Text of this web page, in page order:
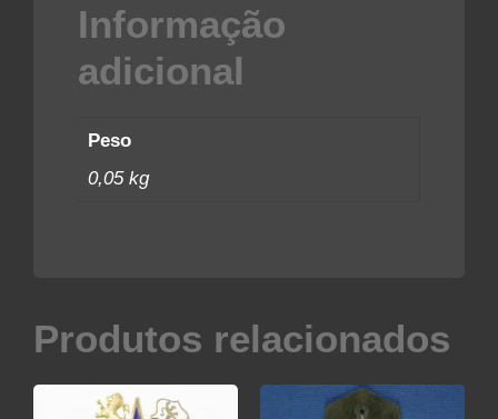
Informação
adicional
Peso
0,05 kg
Produtos relacionados